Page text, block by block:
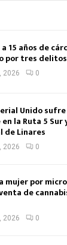
15 años de
por tres
2026 0
Unido
la Ruta 5
de Linares
2026 0
mujer por
de
2026 0